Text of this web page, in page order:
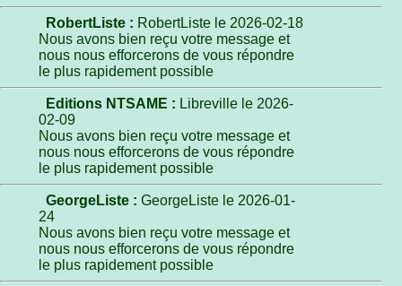
RobertListe : RobertListe le 2026-02-18
Nous avons bien reçu votre message et
nous nous efforcerons de vous répondre
le plus rapidement possible
Editions NTSAME : Libreville le 2026-
02-09
Nous avons bien reçu votre message et
nous nous efforcerons de vous répondre
le plus rapidement possible
GeorgeListe :GeorgeListe le 2026-01-
24
Nous avons bien reçu votre message et
nous nous efforcerons de vous répondre
le plus rapidement possible